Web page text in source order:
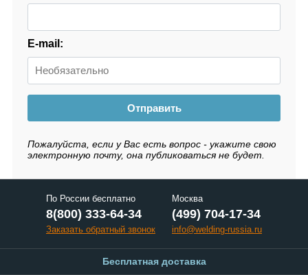
E-mail:
Отправить
Пожалуйста, если у Вас есть вопрос - укажите свою
электронную почту, она публиковаться не будет.
По России бесплатно
8(800) 333-64-34
Заказать обратный звонок
Москва
(499) 704-17-34
info@welding-russia.ru
Бесплатная доставка